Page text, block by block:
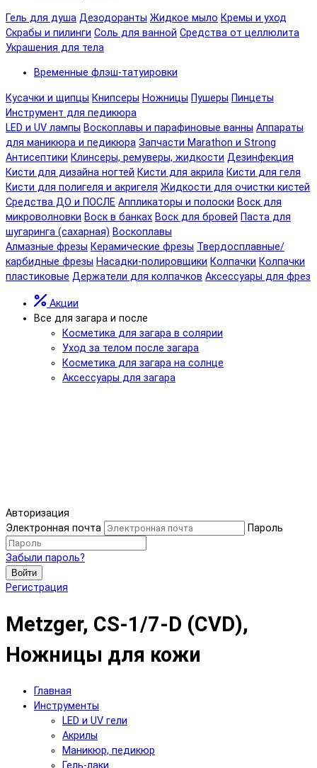
Гель для душа Дезодоранты Жидкое мыло Кремы и уход
Скрабы и пилинги Соль для ванной Средства от целлюлита
Украшения для тела
Временные флэш-татуировки
Кусачки и щипцы Книпсеры Ножницы Пушеры Пинцеты
Инструмент для педикюра
LED и UV лампы Воскоплавы и парафиновые ванны Аппараты
для маникюра и педикюра Запчасти Marathon и Strong
Антисептики Клинсеры, ремуверы, жидкости Дезинфекция
Кисти для дизайна ногтей Кисти для акрила Кисти для геля
Кисти для полигеля и акригеля Жидкости для очистки кистей
Средства ДО и ПОСЛЕ Аппликаторы и полоски Воск для
микроволновки Воск в банках Воск для бровей Паста для
шугаринга (сахарная) Воскоплавы
Алмазные фрезы Керамические фрезы Твердосплавные/
карбидные фрезы Насадки-полировщики Колпачки Колпачки
пластиковые Держатели для колпачков Аксессуары для фрез
Акции
Все для загара и после
Косметика для загара в солярии
Уход за телом после загара
Косметика для загара на солнце
Аксессуары для загара
Авторизация
Электронная почта
Пароль
Забыли пароль?
Войти
Регистрация
Metzger, CS-1/7-D (CVD),
Ножницы для кожи
Главная
Инструменты
LED и UV гели
Акрилы
Маникюр, педикюр
Гель-лаки